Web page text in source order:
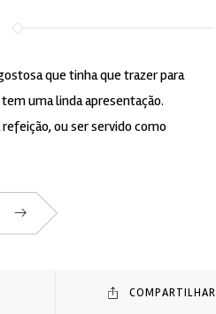
que tinha que trazer para
uma linda apresentação.
ou ser servido como
COMPARTILHAR